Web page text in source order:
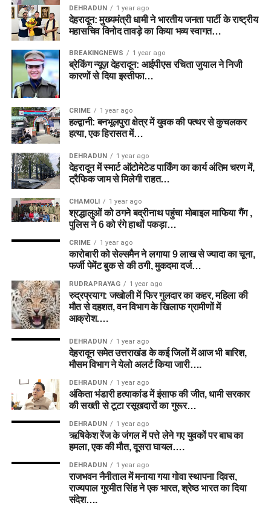
DEHRADUN 1 year ago
देहरादून: मुख्यमंत्री धामी ने भारतीय जनता पार्टी के राष्ट्रीय
महासचिव विनोद तावड़े का किया भव्य स्वागत…
BREAKINGNEWS 1 year ago
ब्रेकिंग न्यूज़ देहरादून: आईपीएस रचिता जुयाल ने निजी
कारणों से दिया इस्तीफा…
CRIME 1 year ago
हल्द्वानी: बनभूलपुरा क्षेत्र में युवक की पत्थर से कुचलकर
हत्या, एक हिरासत में…
DEHRADUN 1 year ago
देहरादून में स्मार्ट ऑटोमेटेड पार्किंग का कार्य अंतिम चरण में,
ट्रैफिक जाम से मिलेगी राहत…
CHAMOLI 1 year ago
श्रद्धालुओं को ठगने बद्रीनाथ पहुंचा मोबाइल माफिया गैंग ,
पुलिस ने 6 को रंगे हाथों पकड़ा…
CRIME 1 year ago
कारोबारी को सेल्समैन ने लगाया 9 लाख से ज्यादा का चूना,
फर्जी पेमेंट बुक से की ठगी, मुकदमा दर्ज…
RUDRAPRAYAG 1 year ago
रुद्रप्रयाग: जखोली में फिर गुलदार का कहर, महिला की
मौत से दहशत, वन विभाग के खिलाफ ग्रामीणों में
आक्रोश….
DEHRADUN 1 year ago
देहरादून समेत उत्तराखंड के कई जिलों में आज भी बारिश,
मौसम विभाग ने येलो अलर्ट किया जारी….
DEHRADUN 1 year ago
अंकिता भंडारी हत्याकांड में इंसाफ की जीत, धामी सरकार
की सख्ती से टूटा रसूखदारों का गुरूर…
DEHRADUN 1 year ago
ऋषिकेश रेंज के जंगल में पत्ते लेने गए युवकों पर बाघ का
हमला, एक की मौत, दूसरा घायल….
DEHRADUN 1 year ago
राजभवन नैनीताल में मनाया गया गोवा स्थापना दिवस,
राज्यपाल गुरमीत सिंह ने एक भारत, श्रेष्ठ भारत का दिया
संदेश….